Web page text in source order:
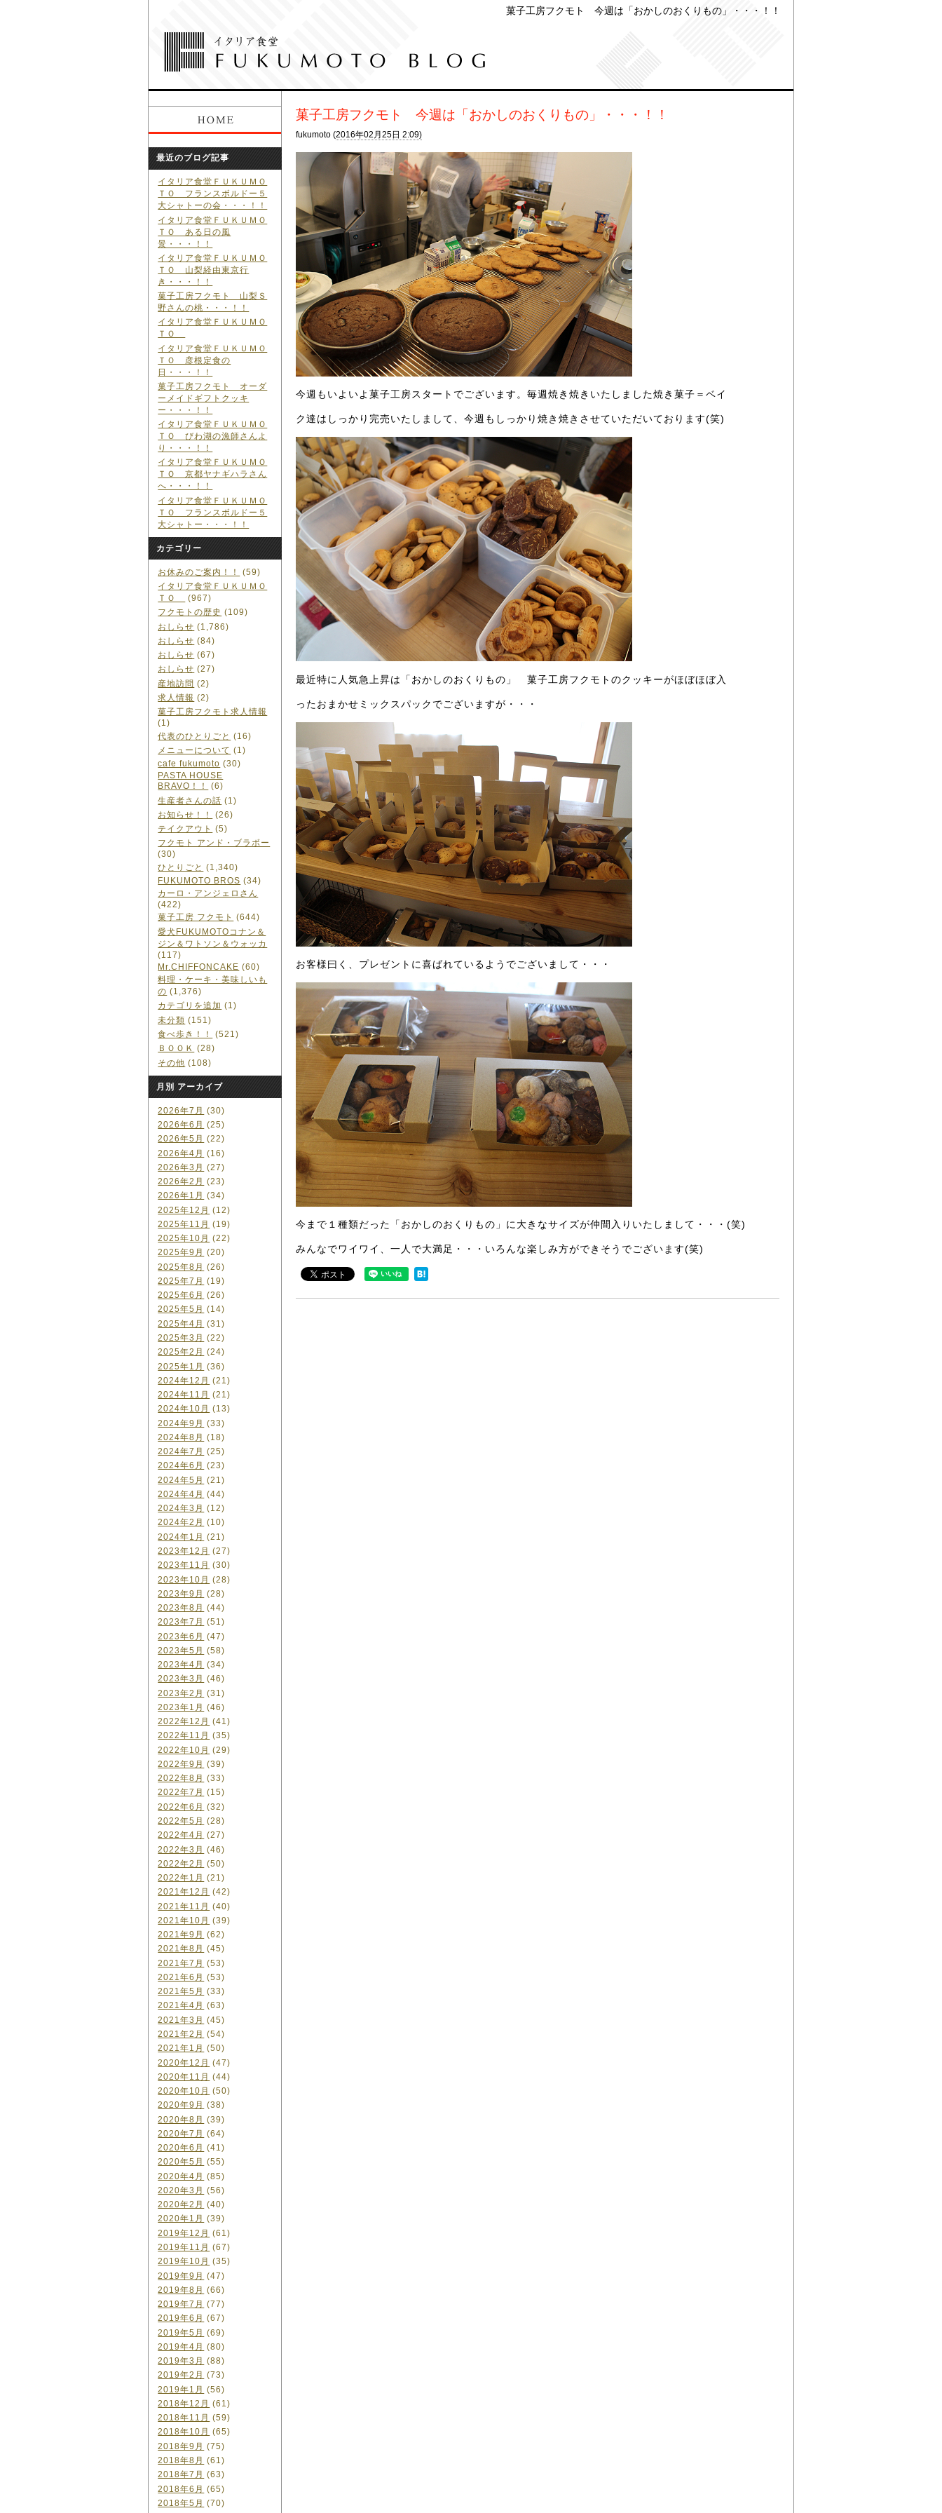
菓子工房フクモト 今週は「おかしのおくりもの」・・・！！
菓子工房フクモト 今週は「おかしのおくりもの」・・・！！
fukumoto (2016年02月25日 2:09)
今週もいよいよ菓子工房スタートでございます。毎週焼き焼きいたしました焼き菓子＝ベイ
ク達はしっかり完売いたしまして、今週もしっかり焼き焼きさせていただいております(笑)
最近特に人気急上昇は「おかしのおくりもの」 菓子工房フクモトのクッキーがほぼほぼ入
ったおまかせミックスパックでございますが・・・
お客様曰く、プレゼントに喜ばれているようでございまして・・・
今まで１種類だった「おかしのおくりもの」に大きなサイズが仲間入りいたしまして・・・(笑)
みんなでワイワイ、一人で大満足・・・いろんな楽しみ方ができそうでございます(笑)
最近のブログ記事
イタリア食堂ＦＵＫＵＭＯ
ＴＯ フランスボルドー５
大シャトーの会・・・！！
イタリア食堂ＦＵＫＵＭＯ
ＴＯ ある日の風
景・・・！！
イタリア食堂ＦＵＫＵＭＯ
ＴＯ 山梨経由東京行
き・・・！！
菓子工房フクモト 山梨Ｓ
野さんの桃・・・！！
イタリア食堂ＦＵＫＵＭＯ
ＴＯ
イタリア食堂ＦＵＫＵＭＯ
ＴＯ 彦根定食の
日・・・！！
菓子工房フクモト オーダ
ーメイドギフトクッキ
ー・・・！！
イタリア食堂ＦＵＫＵＭＯ
ＴＯ びわ湖の漁師さんよ
り・・・！！
イタリア食堂ＦＵＫＵＭＯ
ＴＯ 京都ヤナギハラさん
へ・・・！！
イタリア食堂ＦＵＫＵＭＯ
ＴＯ フランスボルドー５
大シャトー・・・！！
カテゴリー
お休みのご案内！！
(59)
イタリア食堂ＦＵＫＵＭＯ
ＴＯ
(967)
フクモトの歴史 (109)
おしらせ (1,786)
おしらせ (84)
おしらせ (67)
おしらせ (27)
産地訪問 (2)
求人情報 (2)
菓子工房フクモト求人情報
(1)
代表のひとりごと (16)
メニューについて (1)
cafe fukumoto (30)
PASTA HOUSE
BRAVO！！
(6)
生産者さんの話 (1)
お知らせ！！
(26)
テイクアウト (5)
フクモト アンド・ブラボー
(30)
ひとりごと (1,340)
FUKUMOTO BROS (34)
カーロ・アンジェロさん
(422)
菓子工房 フクモト (644)
愛犬FUKUMOTOコナン＆
ジン＆ワトソン＆ウォッカ
(117)
Mr.CHIFFONCAKE (60)
料理・ケーキ・美味しいも
の (1,376)
カテゴリを追加 (1)
未分類 (151)
食べ歩き！！
(521)
ＢＯＯＫ (28)
その他 (108)
月別 アーカイブ
2026年7月 (30)
2026年6月 (25)
2026年5月 (22)
2026年4月 (16)
2026年3月 (27)
2026年2月 (23)
2026年1月 (34)
2025年12月 (12)
2025年11月 (19)
2025年10月 (22)
2025年9月 (20)
2025年8月 (26)
2025年7月 (19)
2025年6月 (26)
2025年5月 (14)
2025年4月 (31)
2025年3月 (22)
2025年2月 (24)
2025年1月 (36)
2024年12月 (21)
2024年11月 (21)
2024年10月 (13)
2024年9月 (33)
2024年8月 (18)
2024年7月 (25)
2024年6月 (23)
2024年5月 (21)
2024年4月 (44)
2024年3月 (12)
2024年2月 (10)
2024年1月 (21)
2023年12月 (27)
2023年11月 (30)
2023年10月 (28)
2023年9月 (28)
2023年8月 (44)
2023年7月 (51)
2023年6月 (47)
2023年5月 (58)
2023年4月 (34)
2023年3月 (46)
2023年2月 (31)
2023年1月 (46)
2022年12月 (41)
2022年11月 (35)
2022年10月 (29)
2022年9月 (39)
2022年8月 (33)
2022年7月 (15)
2022年6月 (32)
2022年5月 (28)
2022年4月 (27)
2022年3月 (46)
2022年2月 (50)
2022年1月 (21)
2021年12月 (42)
2021年11月 (40)
2021年10月 (39)
2021年9月 (62)
2021年8月 (45)
2021年7月 (53)
2021年6月 (53)
2021年5月 (33)
2021年4月 (63)
2021年3月 (45)
2021年2月 (54)
2021年1月 (50)
2020年12月 (47)
2020年11月 (44)
2020年10月 (50)
2020年9月 (38)
2020年8月 (39)
2020年7月 (64)
2020年6月 (41)
2020年5月 (55)
2020年4月 (85)
2020年3月 (56)
2020年2月 (40)
2020年1月 (39)
2019年12月 (61)
2019年11月 (67)
2019年10月 (35)
2019年9月 (47)
2019年8月 (66)
2019年7月 (77)
2019年6月 (67)
2019年5月 (69)
2019年4月 (80)
2019年3月 (88)
2019年2月 (73)
2019年1月 (56)
2018年12月 (61)
2018年11月 (59)
2018年10月 (65)
2018年9月 (75)
2018年8月 (61)
2018年7月 (63)
2018年6月 (65)
2018年5月 (70)